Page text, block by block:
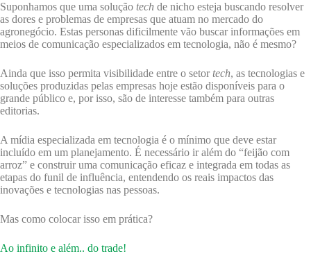
Suponhamos que uma solução tech de nicho esteja buscando resolver
as dores e problemas de empresas que atuam no mercado do
agronegócio. Estas personas dificilmente vão buscar informações em
meios de comunicação especializados em tecnologia, não é mesmo?
Ainda que isso permita visibilidade entre o setortech, as tecnologias e
soluções produzidas pelas empresas hoje estão disponíveis para o
grande público e, por isso, são de interesse também para outras
editorias.
A mídia especializada em tecnologia é o mínimo que deve estar
incluído em um planejamento. É necessário ir além do “feijão com
arroz” e construir uma comunicação eficaz e integrada em todas as
etapas do funil de influência, entendendo os reais impactos das
inovações e tecnologias nas pessoas.
Mas como colocar isso em prática?
Ao infinito e além.. do trade!